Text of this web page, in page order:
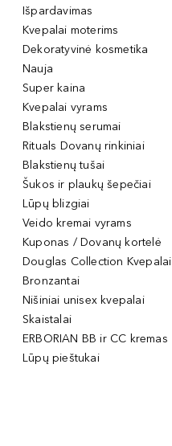
Išpardavimas
Kvepalai moterims
Dekoratyvinė kosmetika
Nauja
Super kaina
Kvepalai vyrams
Blakstienų serumai
Rituals Dovanų rinkiniai
Blakstienų tušai
Šukos ir plaukų šepečiai
Lūpų blizgiai
Veido kremai vyrams
Kuponas / Dovanų kortelė
Douglas Collection Kvepalai
Bronzantai
Nišiniai unisex kvepalai
Skaistalai
ERBORIAN BB ir CC kremas
Lūpų pieštukai